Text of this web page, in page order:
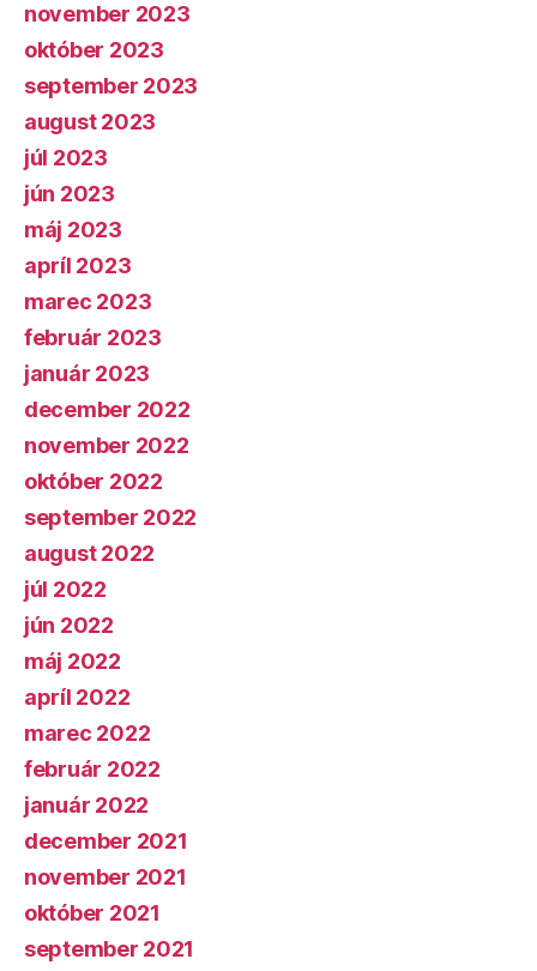
november 2023
október 2023
september 2023
august 2023
júl 2023
jún 2023
máj 2023
apríl 2023
marec 2023
február 2023
január 2023
december 2022
november 2022
október 2022
september 2022
august 2022
júl 2022
jún 2022
máj 2022
apríl 2022
marec 2022
február 2022
január 2022
december 2021
november 2021
október 2021
september 2021